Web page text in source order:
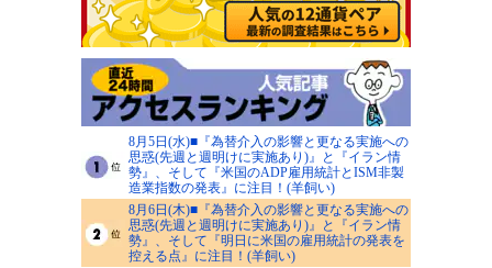
8月5日(水)■『為替介入の影響と更なる実施への
思惑(先週と週明けに実施あり)』と『イラン情
勢』、そして『米国のADP雇用統計とISM非製
造業指数の発表』に注目！(羊飼い)
8月6日(木)■『為替介入の影響と更なる実施への
思惑(先週と週明けに実施あり)』と『イラン情
勢』、そして『明日に米国の雇用統計の発表を
控える点』に注目！(羊飼い)